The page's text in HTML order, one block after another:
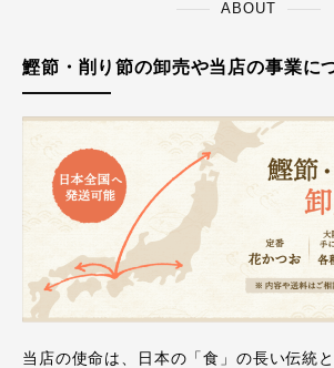
ABOUT
鰹節・削り節の卸売や当店の事業に
当店の使命は、日本の「食」の長い伝統